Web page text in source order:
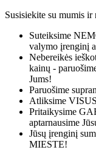
Susisiekite su mumis ir
Suteiksime
valymo įrenginį
Nebereikės
kainų -
Jums!
Paruošime
Atliksime VISUS
Pritaikysime
aptarnausime
Jūsų įrenginį
MIESTE!